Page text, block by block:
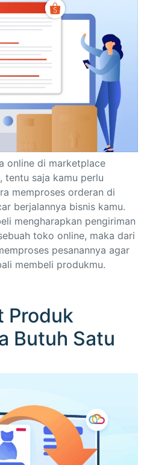
online di marketplace
tentu saja kamu perlu
memproses orderan di
berjalannya bisnis kamu.
mengharapkan pengiriman
toko online, maka dari
pesanannya agar
membeli produkmu.
Produk
Butuh Satu